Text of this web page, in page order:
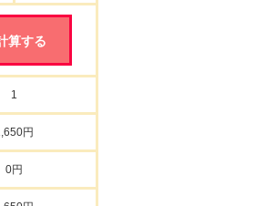
1
円
0円